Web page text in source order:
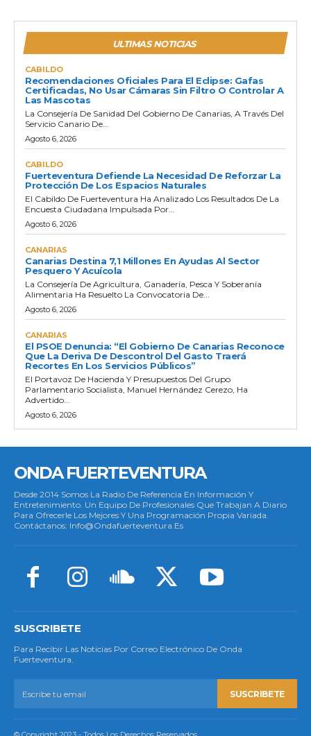
ULTIMAS NOTICIAS
CABILDO
Recomendaciones Oficiales Para El Eclipse: Gafas
Certificadas, No Usar Cámaras Sin Filtro O Controlar A
Las Mascotas
La Consejería De Sanidad Del Gobierno De Canarias, A Través Del
Servicio Canario De...
Agosto 6, 2026
CABILDO
Fuerteventura Defiende La Necesidad De Reforzar La
Protección De Los Espacios Naturales
El Cabildo De Fuerteventura Ha Analizado Los Resultados De La
Encuesta Ciudadana Impulsada Por...
Agosto 6, 2026
CANARIAS
Canarias Destina 7,1 Millones En Ayudas Al Sector
Pesquero Y Acuícola
La Consejería De Agricultura, Ganadería, Pesca Y Soberanía
Alimentaria Ha Resuelto La Convocatoria De...
Agosto 6, 2026
CANARIAS
El PSOE Denuncia: “El Gobierno De Canarias Reconoce
Que La Deriva De Descontrol Del Gasto Traerá
Recortes En Los Servicios Públicos”
El Portavoz De Hacienda Y Presupuestos Del Grupo
Parlamentario Socialista, Manuel Hernández Cerezo, Ha
Advertido...
Agosto 6, 2026
ONDA FUERTEVENTURA
Desde 2014 Somos La Radio De Referencia En Información Y
Entretenimiento. Un Equipo De Profesionales Que Trabajan A Diario
Para Ofrecerle Los Mejores Y Una Programación Propia Variada.
Contáctanos: Info@ondafuerteventura.es
SUSCRIBETE
Para Recibir Las Noticias Por Correo Electrónico De Onda
Fuerteventura.
SUSCRIBETE